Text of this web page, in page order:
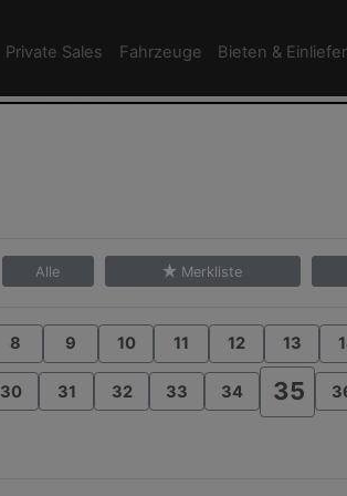
Private Sales Fahrzeuge Bieten &
Alle Merkliste
8 9 10 11 12 13
30 31 32 33 34 35